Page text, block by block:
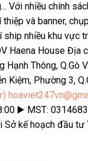
Với nhiều chính
và banner,
ship nhiều khu vực
Haena House Địa
Hạnh Thông, Q.Gò
Kiệm, Phường 3,
▶️ MST:
kế hoạch đầu tư